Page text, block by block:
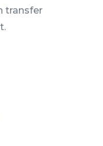
transfer
.